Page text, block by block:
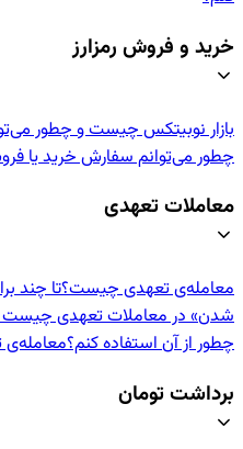
خرید و فروش رمزارز
بازار نوبیتکس چیست و چطور
چطور می‌توانم سفارش خرید یا
معاملات تعهدی
معامله‌ی تعهدی چیست؟تا چند
شدن» در معاملات تعهدی چیست و
چطور از آن استفاده کنم؟
برداشت تومان